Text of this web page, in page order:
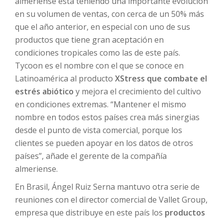
en su volumen de ventas, con cerca de un 50% más
que el año anterior, en especial con uno de sus
productos que tiene gran aceptación en
condiciones tropicales como las de este país.
Tycoon es el nombre con el que se conoce en
Latinoamérica al producto XStress que combate el
estrés abiótico y mejora el crecimiento del cultivo
en condiciones extremas. “Mantener el mismo
nombre en todos estos países crea más sinergias
desde el punto de vista comercial, porque los
clientes se pueden apoyar en los datos de otros
países”, añade el gerente de la compañía
almeriense.
En Brasil, Ángel Ruiz Serna mantuvo otra serie de
reuniones con el director comercial de Vallet Group,
empresa que distribuye en este país los productos